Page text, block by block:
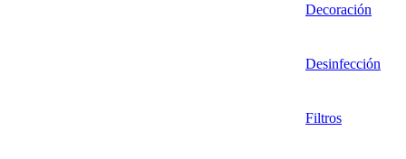
Decoración
Desinfección
Filtros